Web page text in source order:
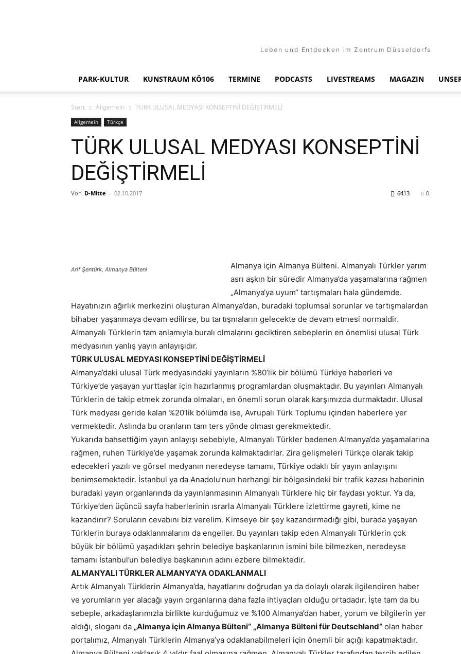
Leben und Entdecken im Zentrum Düsseldorfs
PARK-KULTUR KUNSTRAUM KÖ106 TERMINE PODCASTS LIVESTREAMS MAGAZIN
Start Allgemein TÜRK ULUSAL MEDYASI KONSEPTİNİ DEĞİŞTİRMELİ
Allgemein Türkçe
TÜRK ULUSAL MEDYASI KONSEPTİNİ
DEĞİŞTİRMELİ
Von D-Mitte - 02.10.2017 0
6413
Arif Şentürk, Almanya Bülteni
Almanya için Almanya Bülteni. Almanyalı Türkler yarım
asrı aşkın bir süredir Almanya’da yaşamalarına rağmen
„Almanya‘ya uyum“ tartışmaları hala gündemde.
Hayatınızın ağırlık merkezini oluşturan Almanya’dan, buradaki toplumsal sorunlar ve tartışmalardan
bihaber yaşanmaya devam edilirse, bu tartışmaların gelecekte de devam etmesi normaldir.
Almanyalı Türklerin tam anlamıyla buralı olmalarını geciktiren sebeplerin en önemlisi ulusal Türk
medyasının yanlış yayın anlayışıdır.
TÜRK ULUSAL MEDYASI KONSEPTİNİ DEĞİŞTİRMELİ
Almanya’daki ulusal Türk medyasındaki yayınların %80’lik bir bölümü Türkiye haberleri ve
Türkiye’de yaşayan yurttaşlar için hazırlanmış programlardan oluşmaktadır. Bu yayınları Almanyalı
Türklerin de takip etmek zorunda olmaları, en önemli sorun olarak karşımızda durmaktadır. Ulusal
Türk medyası geride kalan %20’lik bölümde ise, Avrupalı Türk Toplumu içinden haberlere yer
vermektedir. Aslında bu oranların tam ters yönde olması gerekmektedir.
Yukarıda bahsettiğim yayın anlayışı sebebiyle, Almanyalı Türkler bedenen Almanya’da yaşamalarına
rağmen, ruhen Türkiye’de yaşamak zorunda kalmaktadırlar. Zira gelişmeleri Türkçe olarak takip
edecekleri yazılı ve görsel medyanın neredeyse tamamı, Türkiye odaklı bir yayın anlayışını
benimsemektedir. İstanbul ya da Anadolu’nun herhangi bir bölgesindeki bir trafik kazası haberinin
buradaki yayın organlarında da yayınlanmasının Almanyalı Türklere hiç bir faydası yoktur. Ya da,
Türkiye’den üçüncü sayfa haberlerinin ısrarla Almanyalı Türklere izlettirme gayreti, kime ne
kazandırır? Soruların cevabını biz verelim. Kimseye bir şey kazandırmadığı gibi, burada yaşayan
Türklerin buraya odaklanmalarını da engeller. Bu yayınları takip eden Almanyalı Türklerin çok
büyük bir bölümü yaşadıkları şehrin belediye başkanlarının ismini bile bilmezken, neredeyse
tamamı İstanbul’un belediye başkanının adını ezbere bilmektedir.
ALMANYALI TÜRKLER ALMANYA’YA ODAKLANMALI
Artık Almanyalı Türklerin Almanya’da, hayatlarını doğrudan ya da dolaylı olarak ilgilendiren haber
ve yorumların yer alacağı yayın organlarına daha fazla ihtiyaçları olduğu ortadadır. İşte tam da bu
sebeple, arkadaşlarımızla birlikte kurduğumuz ve %100 Almanya’dan haber, yorum ve bilgilerin yer
aldığı, sloganı da „Almanya için Almanya Bülteni“ „Almanya Bülteni für Deutschland“ olan haber
portalımız, Almanyalı Türklerin Almanya’ya odaklanabilmeleri için önemli bir açığı kapatmaktadır.